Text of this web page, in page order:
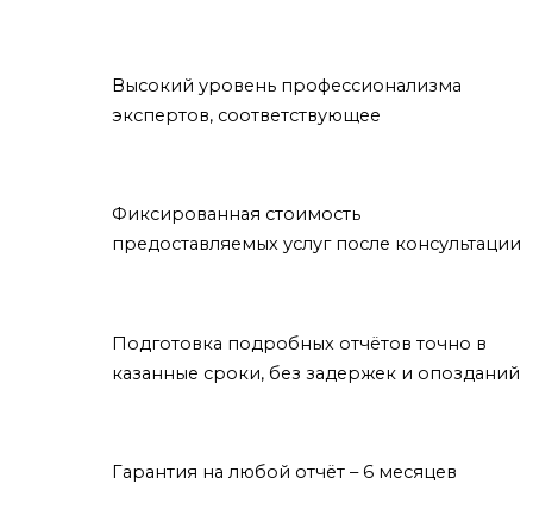
Высокий уровень профессионализма
экспертов, соответствующее
Фиксированная стоимость
предоставляемых услуг после консультации
Подготовка подробных отчётов точно в
казанные сроки, без задержек и опозданий
Гарантия на любой отчёт – 6 месяцев